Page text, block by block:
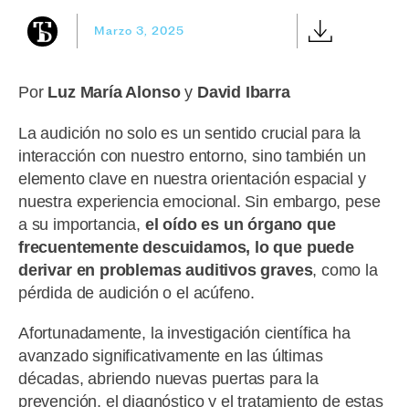
Marzo 3, 2025
Por Luz María Alonsoy David Ibarra
La audición no solo es un sentido crucial para la
interacción con nuestro entorno, sino también un
elemento clave en nuestra orientación espacial y
nuestra experiencia emocional. Sin embargo, pese
a su importancia, el oído es un órgano que
frecuentemente descuidamos, lo que puede
derivar en problemas auditivos graves, como la
pérdida de audición o el acúfeno.
Afortunadamente, la investigación científica ha
avanzado significativamente en las últimas
décadas, abriendo nuevas puertas para la
prevención, el diagnóstico y el tratamiento de estas